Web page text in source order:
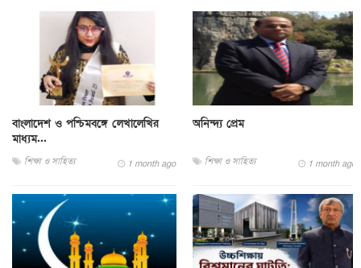
বাংলাদেশ ও পশ্চিমবঙ্গে লেখালেখির
মাধ্যম...
শিক্ষা ও সাহিত্য 1 month ago
অনিন্দ্য প্রেম
শিক্ষা ও সাহিত্য 1 month ago